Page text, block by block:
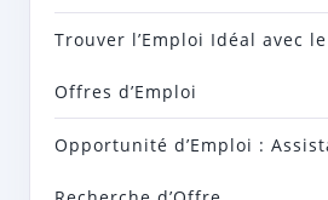
Trouver l’Emploi Idéal avec
Offres d’Emploi
Opportunité d’Emploi :